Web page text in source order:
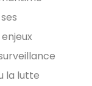
la lutte